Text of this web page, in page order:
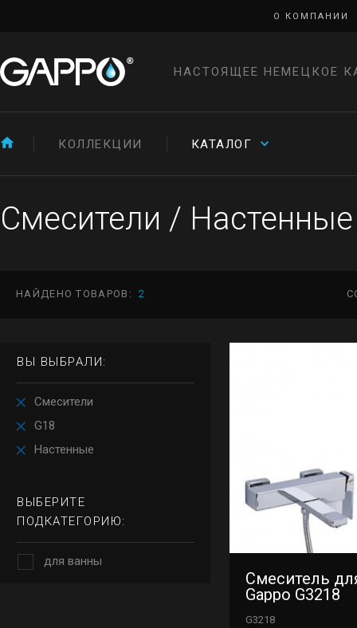
О КОМПАНИИ
НАСТОЯЩЕЕ НЕМЕЦКОЕ
КОЛЛЕКЦИИ КАТАЛОГ
Смесители /
НАЙДЕНО ТОВАРОВ: 2
ВЫ ВЫБРАЛИ:
Смесители
G18
Настенные
ВЫБЕРИТЕ
ПОДКАТЕГОРИЮ:
для ванны
Смеситель
Gappo G3218
G3218